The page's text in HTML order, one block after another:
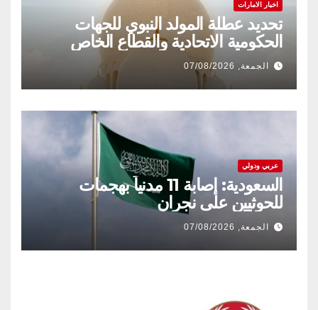
اخبار الامارات
تحديد عطلة المولد النبوي للجهات
الحكومية الاتحادية والقطاع الخاص
الجمعة, 07/08/2026
عربي ودولي
السعودية: إصابة 11 مدنياً بهجمات
للحوثيين على نجران
الجمعة, 07/08/2026